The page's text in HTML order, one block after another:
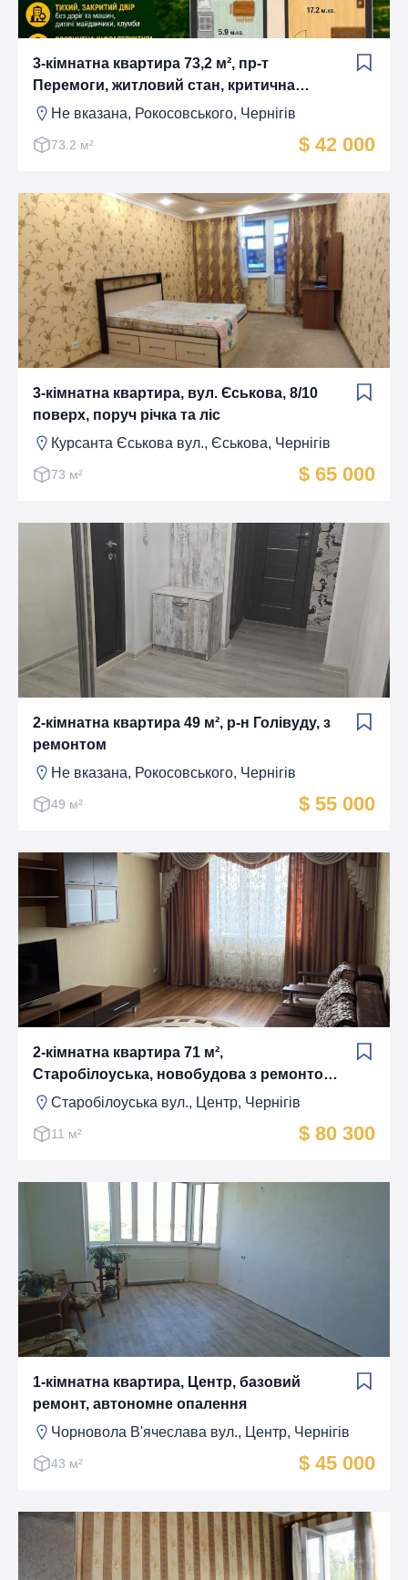
3-кімнатна квартира 73,2 м², пр-т
Перемоги, житловий стан, критична
інфраструктура
Не вказана, Рокосовського, Чернігів
73.2 м² $ 42 000
3-кімнатна квартира, вул. Єськова, 8/10
поверх, поруч річка та ліс
Курсанта Єськова вул., Єськова, Чернігів
73 м² $ 65 000
2-кімнатна квартира 49 м², р-н Голівуду, з
ремонтом
Не вказана, Рокосовського, Чернігів
49 м² $ 55 000
2-кімнатна квартира 71 м²,
Старобілоуська, новобудова з ремонтом,
меблі та техніка
Старобілоуська вул., Центр, Чернігів
11 м² $ 80 300
1-кімнатна квартира, Центр, базовий
ремонт, автономне опалення
Чорновола В'ячеслава вул., Центр, Чернігів
43 м² $ 45 000